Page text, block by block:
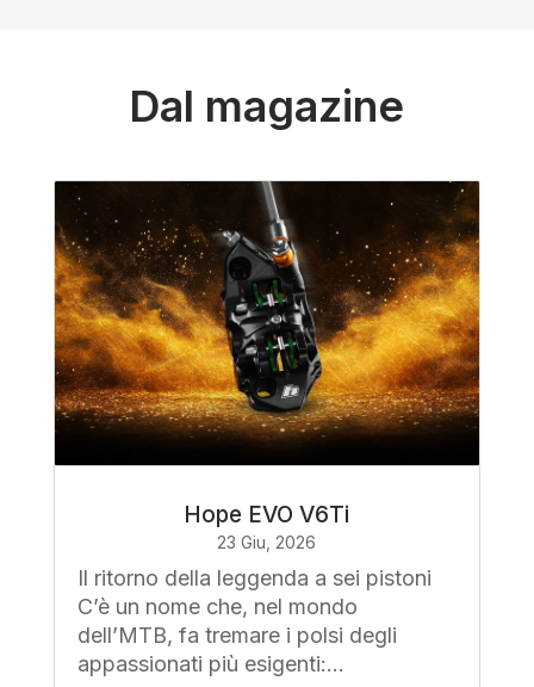
Dal magazine
Hope EVO V6Ti
23 Giu, 2026
Il ritorno della leggenda a sei pistoni
C’è un nome che, nel mondo
dell’MTB, fa tremare i polsi degli
appassionati più esigenti:...